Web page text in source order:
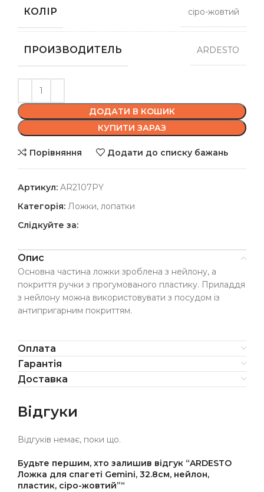
КОЛІР сіро-жовтий
ПРОИЗВОДИТЕЛЬ ARDESTO
ДОДАТИ В КОШИК
КУПИТИ ЗАРАЗ
Порівняння Додати до списку бажань
Артикул: AR2107PY
Категорія: Ложки, лопатки
Слідкуйте за:
Опис
Основна частина ложки зроблена з нейлону, а
покриття ручки з прогумованого пластику. Приладдя
з нейлону можна використовувати з посудом із
антипригарним покриттям.
Оплата
Гарантія
Доставка
Відгуки
Відгуків немає, поки що.
Будьте першим, хто залишив відгук “ARDESTO
Ложка для спагеті Gemini, 32.8см, нейлон,
пластик, сіро-жовтий”“